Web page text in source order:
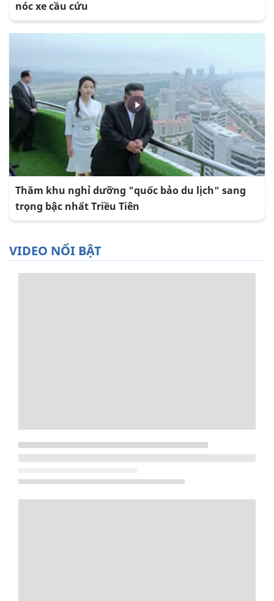
nóc xe cầu cứu
Thăm khu nghỉ dưỡng "quốc bảo du lịch" sang
trọng bậc nhất Triều Tiên
VIDEO NỔI BẬT